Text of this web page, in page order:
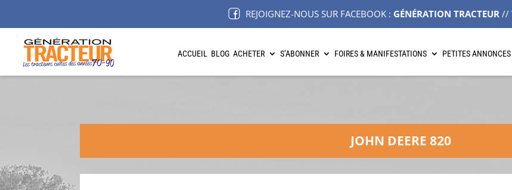
REJOIGNEZ-NOUS SUR FACEBOOK : GÉNÉRATION TRACTEUR//
ACCUEIL BLOG ACHETER S’ABONNER FOIRES & MANIFESTATIONS PETITES ANNONCES
JOHN DEERE 820